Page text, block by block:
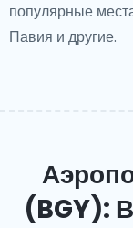
популярные
Павия и другие.
(BGY):